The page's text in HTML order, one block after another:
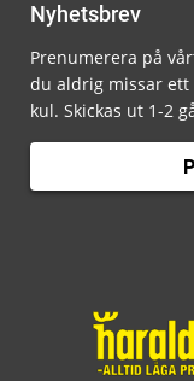
Nyhetsbrev
Prenumerera på
du aldrig missar
kul. Skickas ut 1-2